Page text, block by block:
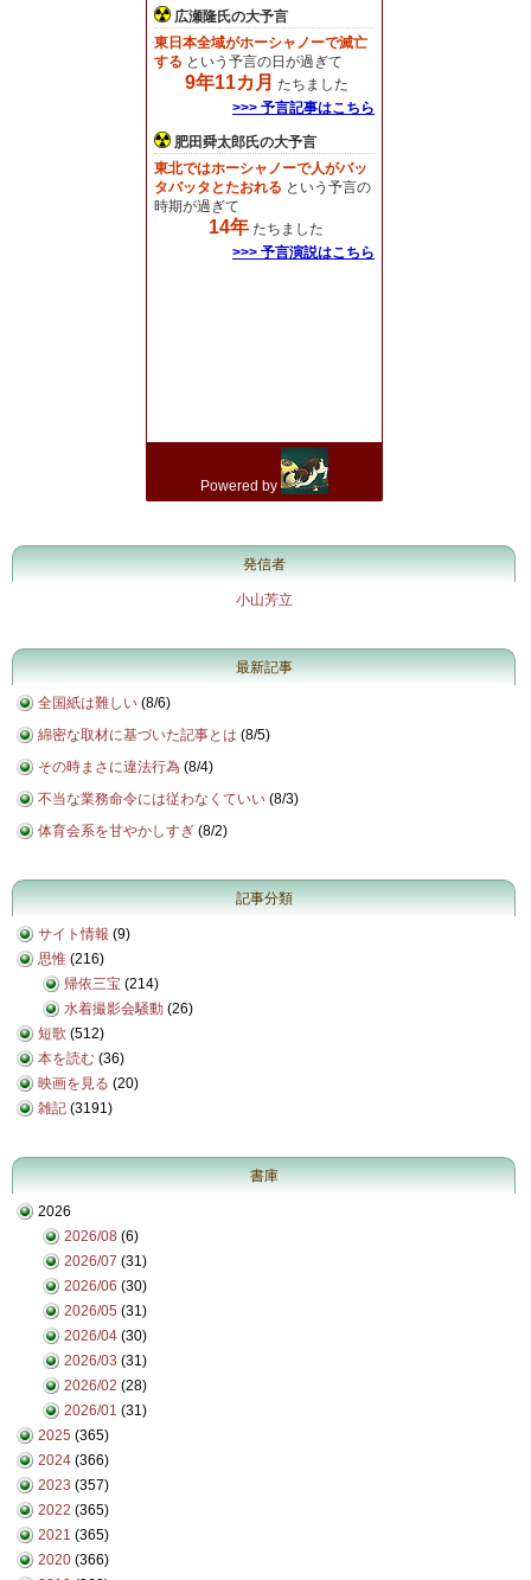
発信者
小山芳立
最新記事
全国紙は難しい (8/6)
綿密な取材に基づいた記事とは (8/5)
その時まさに違法行為 (8/4)
不当な業務命令には従わなくていい (8/3)
体育会系を甘やかしすぎ (8/2)
記事分類
サイト情報 (9)
思惟 (216)
帰依三宝 (214)
水着撮影会騒動 (26)
短歌 (512)
本を読む (36)
映画を見る (20)
雑記 (3191)
書庫
2026
2026/08 (6)
2026/07 (31)
2026/06 (30)
2026/05 (31)
2026/04 (30)
2026/03 (31)
2026/02 (28)
2026/01 (31)
2025 (365)
2024 (366)
2023 (357)
2022 (365)
2021 (365)
2020 (366)